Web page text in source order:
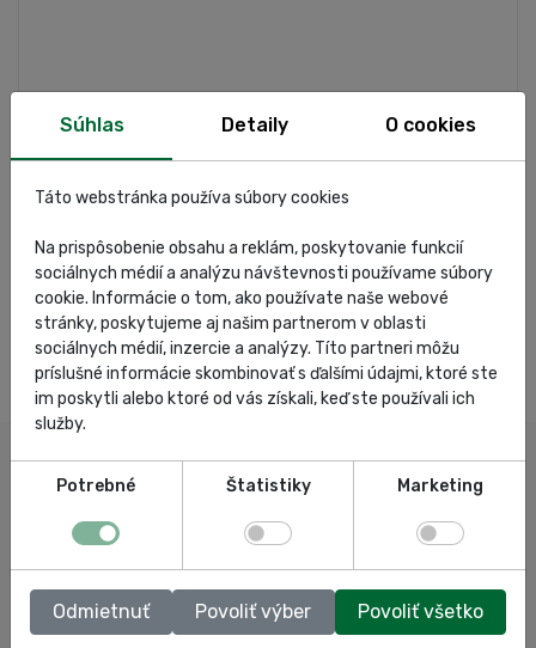
Súhlas Detaily O cookies
Táto webstránka používa súbory cookies
Na prispôsobenie obsahu a reklám, poskytovanie funkcií
sociálnych médií a analýzu návštevnosti používame súbory
cookie. Informácie o tom, ako používate naše webové
stránky, poskytujeme aj našim partnerom v oblasti
sociálnych médií, inzercie a analýzy. Títo partneri môžu
príslušné informácie skombinovať s ďalšími údajmi, ktoré ste
im poskytli alebo ktoré od vás získali, keď ste používali ich
služby.
Potrebné Štatistiky Marketing
Odmietnuť Povoliť výber Povoliť všetko